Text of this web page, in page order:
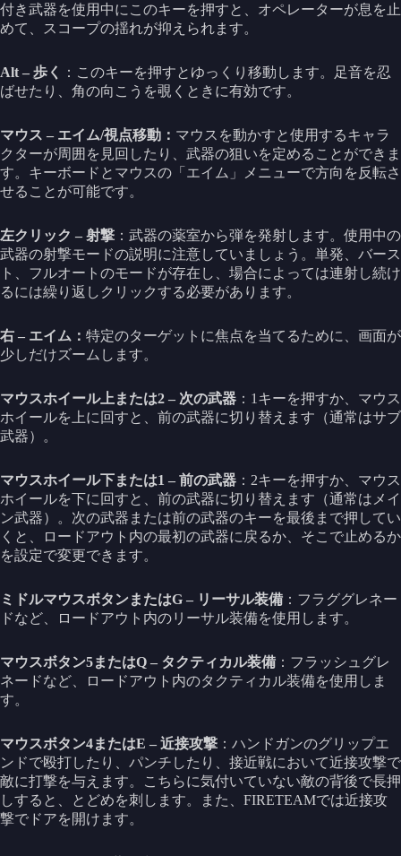
付き武器を使用中にこのキーを押すと、オペレーターが息を止
めて、スコープの揺れが抑えられます。
Alt – 歩く
：このキーを押すとゆっくり移動します。足音を忍
ばせたり、角の向こうを覗くときに有効です。
マウス – エイム/視点移動： マウスを動かすと使用するキャラ
クターが周囲を見回したり、武器の狙いを定めることができま
す。キーボードとマウスの「エイム」メニューで方向を反転さ
せることが可能です。
左クリック – 射撃 ：武器の薬室から弾を発射します。使用中の
武器の射撃モードの説明に注意していましょう。単発、バース
ト、フルオートのモードが存在し、場合によっては連射し続け
るには繰り返しクリックする必要があります。
右 – エイム： 特定のターゲットに焦点を当てるために、画面が
少しだけズームします。
マウスホイール上または2 – 次の武器 ：1キーを押すか、マウス
ホイールを上に回すと、前の武器に切り替えます（通常はサブ
武器）。
マウスホイール下または1 – 前の武器 ：2キーを押すか、マウス
ホイールを下に回すと、前の武器に切り替えます（通常はメイ
ン武器）。次の武器または前の武器のキーを最後まで押してい
くと、ロードアウト内の最初の武器に戻るか、そこで止めるか
を設定で変更できます。
ミドルマウスボタンまたはG – リーサル装備 ：フラググレネー
ドなど、ロードアウト内のリーサル装備を使用します。
マウスボタン5またはQ – タクティカル装備 ：フラッシュグレ
ネードなど、ロードアウト内のタクティカル装備を使用しま
す。
マウスボタン4またはE – 近接攻撃 ：ハンドガンのグリップエ
ンドで殴打したり、パンチしたり、接近戦において近接攻撃で
敵に打撃を与えます。こちらに気付いていない敵の背後で長押
しすると、とどめを刺します。また、FIRETEAMでは近接攻
撃でドアを開けます。